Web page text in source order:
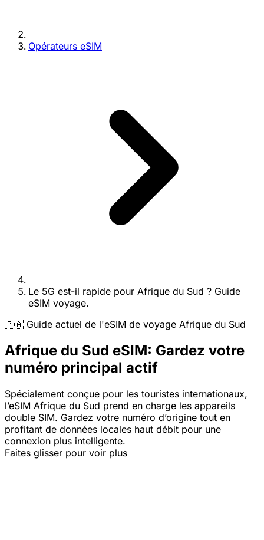
Opérateurs eSIM
Le 5G est-il rapide pour Afrique du Sud ? Guide
eSIM voyage.
🇿🇦 Guide actuel de l'eSIM de voyage Afrique du Sud
Afrique du Sud eSIM: Gardez votre
numéro principal actif
Spécialement conçue pour les touristes internationaux,
l’eSIM Afrique du Sud prend en charge les appareils
double SIM. Gardez votre numéro d’origine tout en
profitant de données locales haut débit pour une
connexion plus intelligente.
Faites glisser pour voir plus